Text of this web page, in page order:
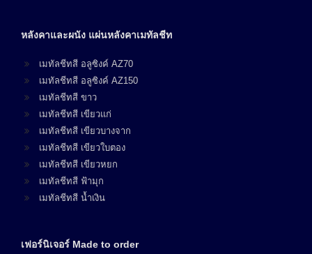
หลังคาและผนัง แผ่นหลังคาเมทัลชีท
เมทัลชีทสี อลูซิงค์ AZ70
เมทัลชีทสี อลูซิงค์ AZ150
เมทัลชีทสี ขาว
เมทัลชีทสี เขียวแก่
เมทัลชีทสี เขียวบางจาก
เมทัลชีทสี เขียวใบตอง
เมทัลชีทสี เขียวหยก
เมทัลชีทสี ฟ้ามุก
เมทัลชีทสี น้ำเงิน
เฟอร์นิเจอร์ Made to order